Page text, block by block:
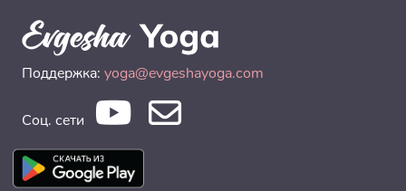
Поддержка: yoga@evgeshayoga.com
Соц. сети